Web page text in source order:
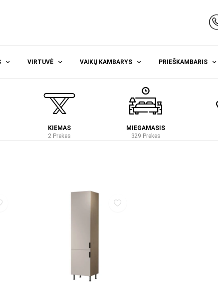
VIRTUVĖ VAIKŲ KAMBARYS PRIEŠKAMBARIS
KIEMAS
2 Prekes
MIEGAMASIS
329 Prekes